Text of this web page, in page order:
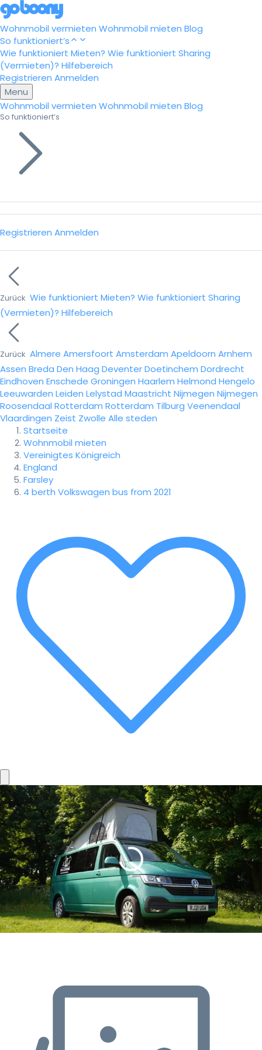
Wohnmobil vermieten Wohnmobil mieten Blog
So funktioniert’s
Wie funktioniert Mieten? Wie funktioniert Sharing
(Vermieten)? Hilfebereich
Registrieren Anmelden
Menu
Wohnmobil vermieten Wohnmobil mieten Blog
So funktioniert’s
Registrieren Anmelden
Zurück Wie funktioniert Mieten? Wie funktioniert Sharing
(Vermieten)? Hilfebereich
Zurück Almere Amersfoort Amsterdam Apeldoorn Arnhem
Assen Breda Den Haag DeventerDoetinchem Dordrecht
Eindhoven Enschede Groningen Haarlem Helmond Hengelo
Leeuwarden Leiden Lelystad Maastricht Nijmegen Nijmegen
Roosendaal Rotterdam Rotterdam Tilburg Veenendaal
Vlaardingen Zeist Zwolle Alle steden
Startseite
Wohnmobil mieten
Vereinigtes Königreich
England
Farsley
4 berth Volkswagen bus from 2021